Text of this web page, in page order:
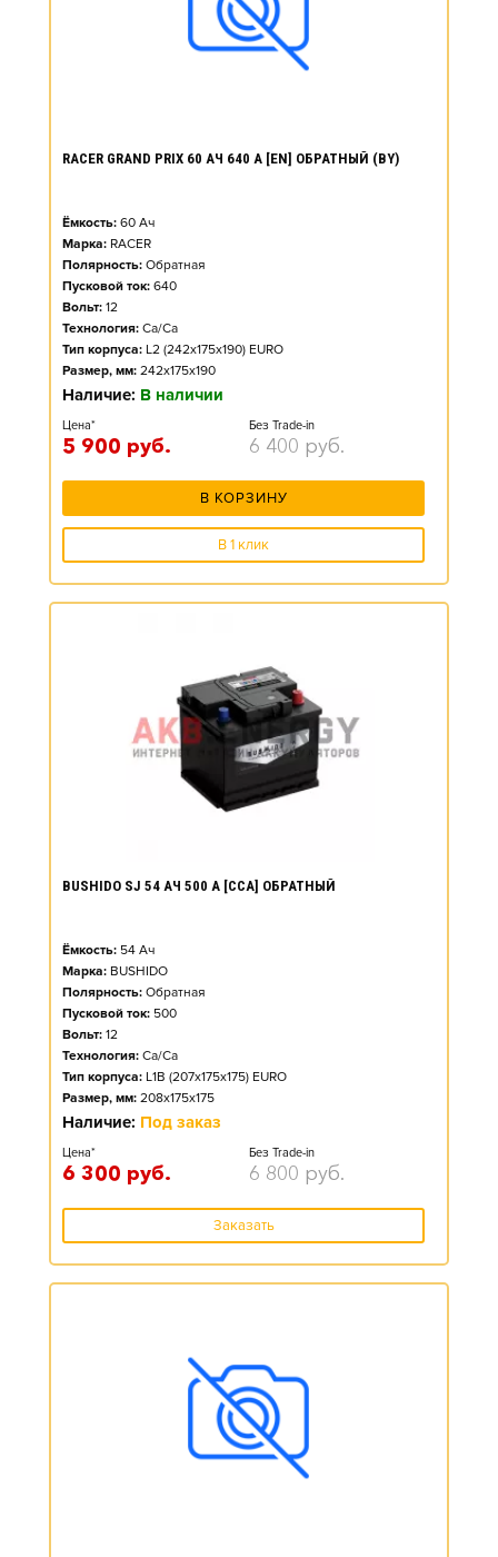
RACER GRAND PRIX 60 АЧ 640 А [EN] ОБРАТНЫЙ (BY)
Ёмкость: 60 Ач
Марка: RACER
Полярность: Обратная
Пусковой ток: 640
Вольт: 12
Технология: Ca/Ca
Тип корпуса: L2 (242x175x190) EURO
Размер, мм: 242x175x190
Наличие: В наличии
Цена*
5 900 руб.
Без Trade-in
6 400 руб.
В КОРЗИНУ
В 1 клик
BUSHIDO SJ 54 АЧ 500 А [CCA] ОБРАТНЫЙ
Ёмкость: 54 Ач
Марка: BUSHIDO
Полярность: Обратная
Пусковой ток: 500
Вольт: 12
Технология: Ca/Ca
Тип корпуса: L1B (207x175x175) EURO
Размер, мм: 208x175x175
Наличие: Под заказ
Цена*
6 300 руб.
Без Trade-in
6 800 руб.
Заказать